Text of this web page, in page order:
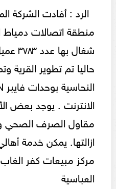
الرد : أفادت الشركة
منطقة اتصالات دمياط
حاليا تم تطوير القرية
الانترنت . يوجد بعض
مقاول الصرف الصحي
ازالتها. يمكن خدمة
مركز مبيعات كفر
العباسية